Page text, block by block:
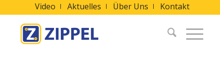
Video Aktuelles Über Uns Kontakt